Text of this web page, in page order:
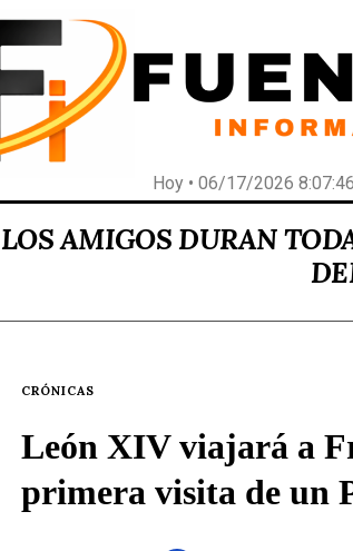
Hoy • 06/17/2026
LOS AMIGOS DURAN
CRÓNICAS
León XIV viajará a
primera visita de un